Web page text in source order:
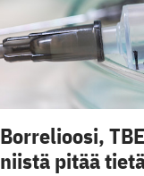
Borrelioosi,
niistä pitää